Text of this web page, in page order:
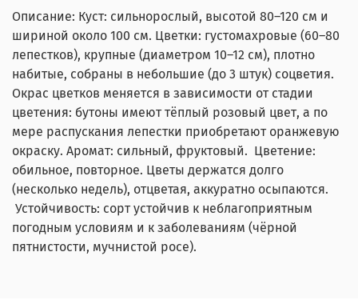
Описание: Куст: сильнорослый, высотой 80–120 см и
шириной около 100 см. Цветки: густомахровые (60–80
лепестков), крупные (диаметром 10–12 см), плотно
набитые, собраны в небольшие (до 3 штук) соцветия.
Окрас цветков меняется в зависимости от стадии
цветения: бутоны имеют тёплый розовый цвет, а по
мере распускания лепестки приобретают оранжевую
окраску. Аромат: сильный, фруктовый. Цветение:
обильное, повторное. Цветы держатся долго
(несколько недель), отцветая, аккуратно осыпаются.
Устойчивость: сорт устойчив к неблагоприятным
погодным условиям и к заболеваниям (чёрной
пятнистости, мучнистой росе).